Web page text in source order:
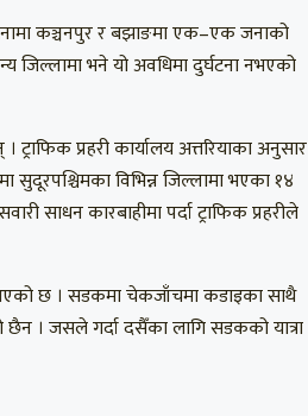
कञ्चनपुर र बझाङमा एक–एक जनाको
जिल्लामा भने यो अवधिमा दुर्घटना नभएको
प्रहरी कार्यालय अत्तरियाका अनुसार
सुदूरपश्चिमका विभिन्न जिल्लामा भएका १४
साधन कारबाहीमा पर्दा ट्राफिक प्रहरीले
छ । सडकमा चेकजाँचमा कडाइका साथै
। जसले गर्दा दसैँका लागि सडकको यात्रा